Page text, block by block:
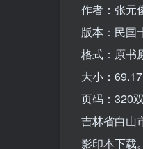
作者：张元
版本：民国
格式：原书
大小：
页码：320
吉林省白山
影印本下载